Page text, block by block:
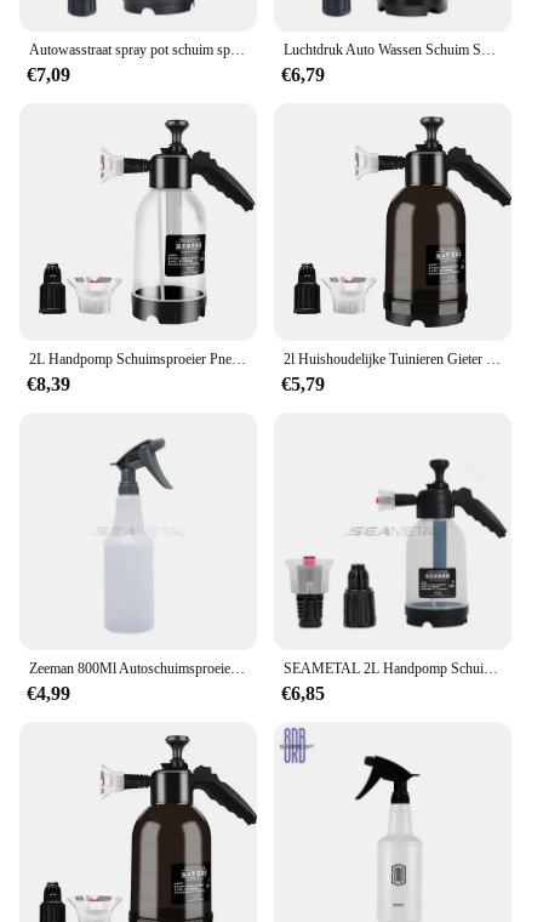
Autowasstraat spray pot schuim spray pot 2L spray type met overdrukventiel voor huishoudelijke auto spray handdruk spray pot
€7,09
Luchtdruk Auto Wassen Schuim Spuitpot Huishoudelijke Reiniging Glazen Spuitpot Ventilator Zuur En Alkalibestendig Schuim Spuitpot Spuitpot
€6,79
2L Handpomp Schuimsproeier Pneumatische wasmachine Schuim Sneeuwschuim Hogedruk wasstraat Spuitfles voor auto-huisreiniging
€8,39
2l Huishoudelijke Tuinieren Gieter Zure En Alkali Resistente Handmatige Schuimende Luchtdruk Auto Wassen Schuim Pot
€5,79
Zeeman 800Ml Autoschuimsproeier Zuur En Alkalibestendig Mondstuk Verstelbare Spuitfles Gieter Voor Wasstraat Accessoires
€4,99
SEAMETAL 2L Handpomp Schuimsproeier Pneumatische wasmachine Schuim Sneeuwschuim Hogedruk wasstraat Spuitfles voor auto Huisreiniging
€6,85